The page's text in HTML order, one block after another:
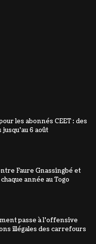
les abonnés CEET : des
6 août
Faure Gnassingbé et
année au Togo
passe à l’offensive
illégales des carrefours